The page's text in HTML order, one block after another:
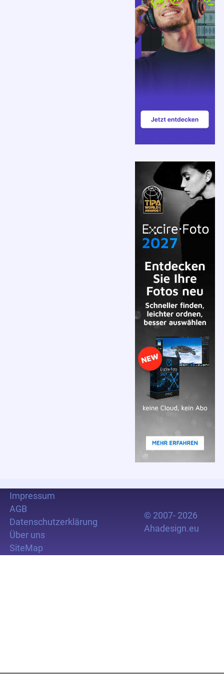
Impressum
AGB
Datenschutzerklärung
Über uns
SiteMap
© 2007- 2026
Ahadesign.eu